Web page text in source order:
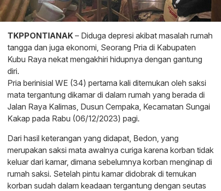
TKPPONTIANAK – Diduga depresi akibat masalah rumah
tangga dan juga ekonomi, Seorang Pria di Kabupaten
Kubu Raya nekat mengakhiri hidupnya dengan gantung
diri.
Pria berinisial WE (34) pertama kali ditemukan oleh saksi
mata tergantung dikamar di dalam rumah yang berada di
Jalan Raya Kalimas, Dusun Cempaka, Kecamatan Sungai
Kakap pada Rabu (06/12/2023) pagi.
Dari hasil keterangan yang didapat, Bedon, yang
merupakan saksi mata awalnya curiga karena korban tidak
keluar dari kamar, dimana sebelumnya korban menginap di
rumah saksi. Setelah pintu kamar didobrak di temukan
korban sudah dalam keadaan tergantung dengan seutas